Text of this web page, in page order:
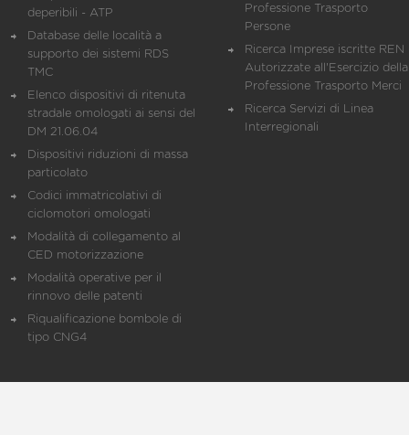
deperibili - ATP
Database delle località a
supporto dei sistemi RDS
TMC
Elenco dispositivi di ritenuta
stradale omologati ai sensi del
DM 21.06.04
Dispositivi riduzioni di massa
particolato
Codici immatricolativi di
ciclomotori omologati
Modalità di collegamento al
CED motorizzazione
Modalità operative per il
rinnovo delle patenti
Riqualificazione bombole di
tipo CNG4
Professione Trasporto
Persone
Ricerca Imprese iscritte REN
Autorizzate all'Esercizio della
Professione Trasporto Merci
Ricerca Servizi di Linea
Interregionali